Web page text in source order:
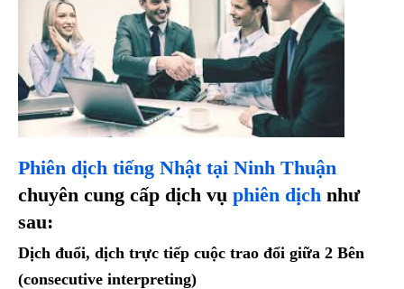
Phiên dịch tiếng Nhật tại Ninh Thuận
chuyên cung cấp dịch vụ phiên dịch như
sau:
Dịch đuổi, dịch trực tiếp cuộc trao đổi giữa 2 Bên
(consecutive interpreting)